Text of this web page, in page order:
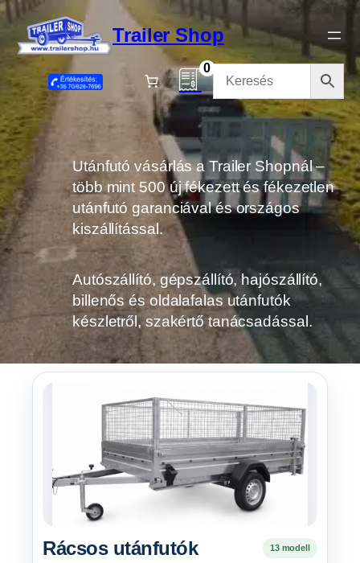
Ugrás
tartalomhoz
Trailer Shop
0
Utánfutó vásárlás a Trailer Shopnál –
több mint 500 új fékezett és fékezetlen
utánfutó garanciával és országos
kiszállítással.
Autószállító, gépszállító, hajószállító,
billenős és oldalafalas utánfutók
készletről, szakértő tanácsadással.
Rácsos utánfutók 13 modell